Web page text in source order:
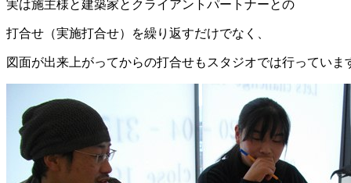
実は施主様と建築家とクライアントパートナーとの
打合せ（実施打合せ）を繰り返すだけでなく、
図面が出来上がってからの打合せもスタジオでは行っていま